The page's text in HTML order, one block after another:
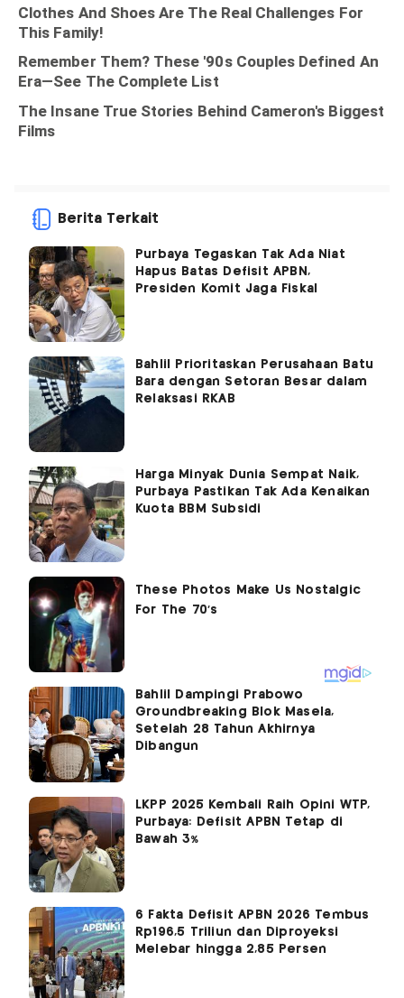
Berita Terkait
Purbaya Tegaskan Tak Ada Niat
Hapus Batas Defisit APBN,
Presiden Komit Jaga Fiskal
Bahlil Prioritaskan Perusahaan Batu
Bara dengan Setoran Besar dalam
Relaksasi RKAB
Harga Minyak Dunia Sempat Naik,
Purbaya Pastikan Tak Ada Kenaikan
Kuota BBM Subsidi
Bahlil Dampingi Prabowo
Groundbreaking Blok Masela,
Setelah 28 Tahun Akhirnya
Dibangun
LKPP 2025 Kembali Raih Opini WTP,
Purbaya: Defisit APBN Tetap di
Bawah 3%
6 Fakta Defisit APBN 2026 Tembus
Rp196,5 Triliun dan Diproyeksi
Melebar hingga 2,85 Persen